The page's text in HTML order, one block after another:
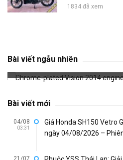
1834 đã xem
Bài viết ngẫu nhiên
Chrome-plated Vision
Bài viết mới
04/08
03:31
Giá Honda SH150 Vetro
ngày 04/08/2026 –
21/07